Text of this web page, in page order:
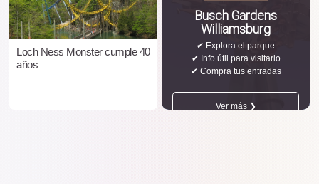
Loch Ness Monster cumple 40
años
Busch Gardens
Williamsburg
✔ Explora el parque
✔ Info útil para visitarlo
✔ Compra tus entradas
Ver más ❯